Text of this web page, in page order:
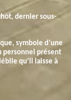
dernier sous-
symbole d’une
personnel présent
qu’il laisse à